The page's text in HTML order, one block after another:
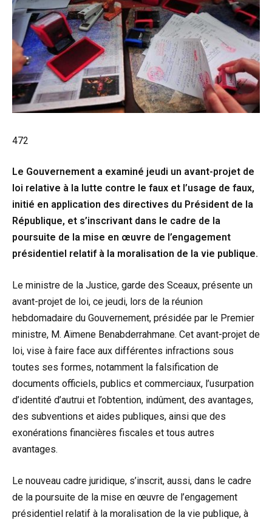
472
Le Gouvernement a examiné jeudi un avant-projet de
loi relative à la lutte contre le faux et l’usage de faux,
initié en application des directives du Président de la
République, et s’inscrivant dans le cadre de la
poursuite de la mise en œuvre de l’engagement
présidentiel relatif à la moralisation de la vie publique.
Le ministre de la Justice, garde des Sceaux, présente un
avant-projet de loi, ce jeudi, lors de la réunion
hebdomadaire du Gouvernement, présidée par le Premier
ministre, M. Aïmene Benabderrahmane. Cet avant-projet de
loi, vise à faire face aux différentes infractions sous
toutes ses formes, notamment la falsification de
documents officiels, publics et commerciaux, l’usurpation
d’identité d’autrui et l’obtention, indûment, des avantages,
des subventions et aides publiques, ainsi que des
exonérations financières fiscales et tous autres
avantages.
Le nouveau cadre juridique, s’inscrit, aussi, dans le cadre
de la poursuite de la mise en œuvre de l’engagement
présidentiel relatif à la moralisation de la vie publique, à